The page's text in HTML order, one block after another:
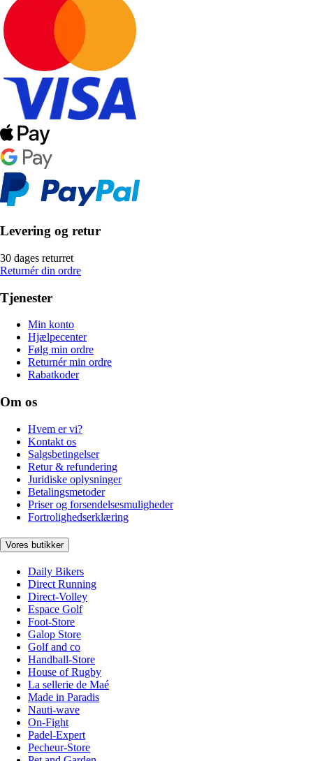
Levering og retur
30 dages returret
Returnér din ordre
Tjenester
Min konto
Hjælpecenter
Følg min ordre
Returnér min ordre
Rabatkoder
Om os
Hvem er vi?
Kontakt os
Salgsbetingelser
Retur & refundering
Juridiske oplysninger
Betalingsmetoder
Priser og forsendelsesmuligheder
Fortrolighedserklæring
Vores butikker
Daily Bikers
Direct Running
Direct-Volley
Espace Golf
Foot-Store
Galop Store
Golf and co
Handball-Store
House of Rugby
La sellerie de Maé
Made in Paradis
Nauti-wave
On-Fight
Padel-Expert
Pecheur-Store